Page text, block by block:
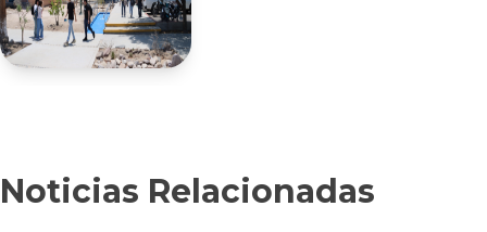
Noticias Relacionadas